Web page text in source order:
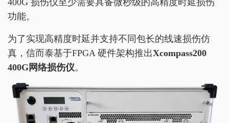
400G 损伤仪至少需要具备微秒级的高精度时延损伤
功能。
为了实现高精度时延并支持不同包长的线速损伤仿
真，信而泰基于FPGA 硬件架构推出Xcompass200
400G网络损伤仪。